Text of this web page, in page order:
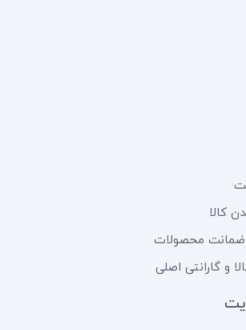
کالا
ضمانت محصولات
و گارانتی اصلی